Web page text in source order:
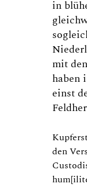
in
mit
haben
einst
den